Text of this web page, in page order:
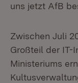
uns jetzt AfB
Zwischen Juli
Großteil der IT-
Ministeriums